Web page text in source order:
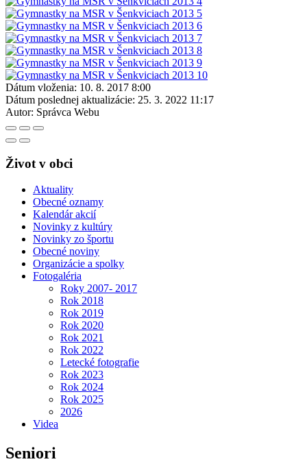
Dátum vloženia: 10. 8. 2017 8:00
Dátum poslednej aktualizácie: 25. 3. 2022 11:17
Autor: Správca Webu
Život v obci
Aktuality
Obecné oznamy
Kalendár akcií
Novinky z kultúry
Novinky zo športu
Obecné noviny
Organizácie a spolky
Fotogaléria
Roky 2007- 2017
Rok 2018
Rok 2019
Rok 2020
Rok 2021
Rok 2022
Letecké fotografie
Rok 2023
Rok 2024
Rok 2025
2026
Videa
Seniori